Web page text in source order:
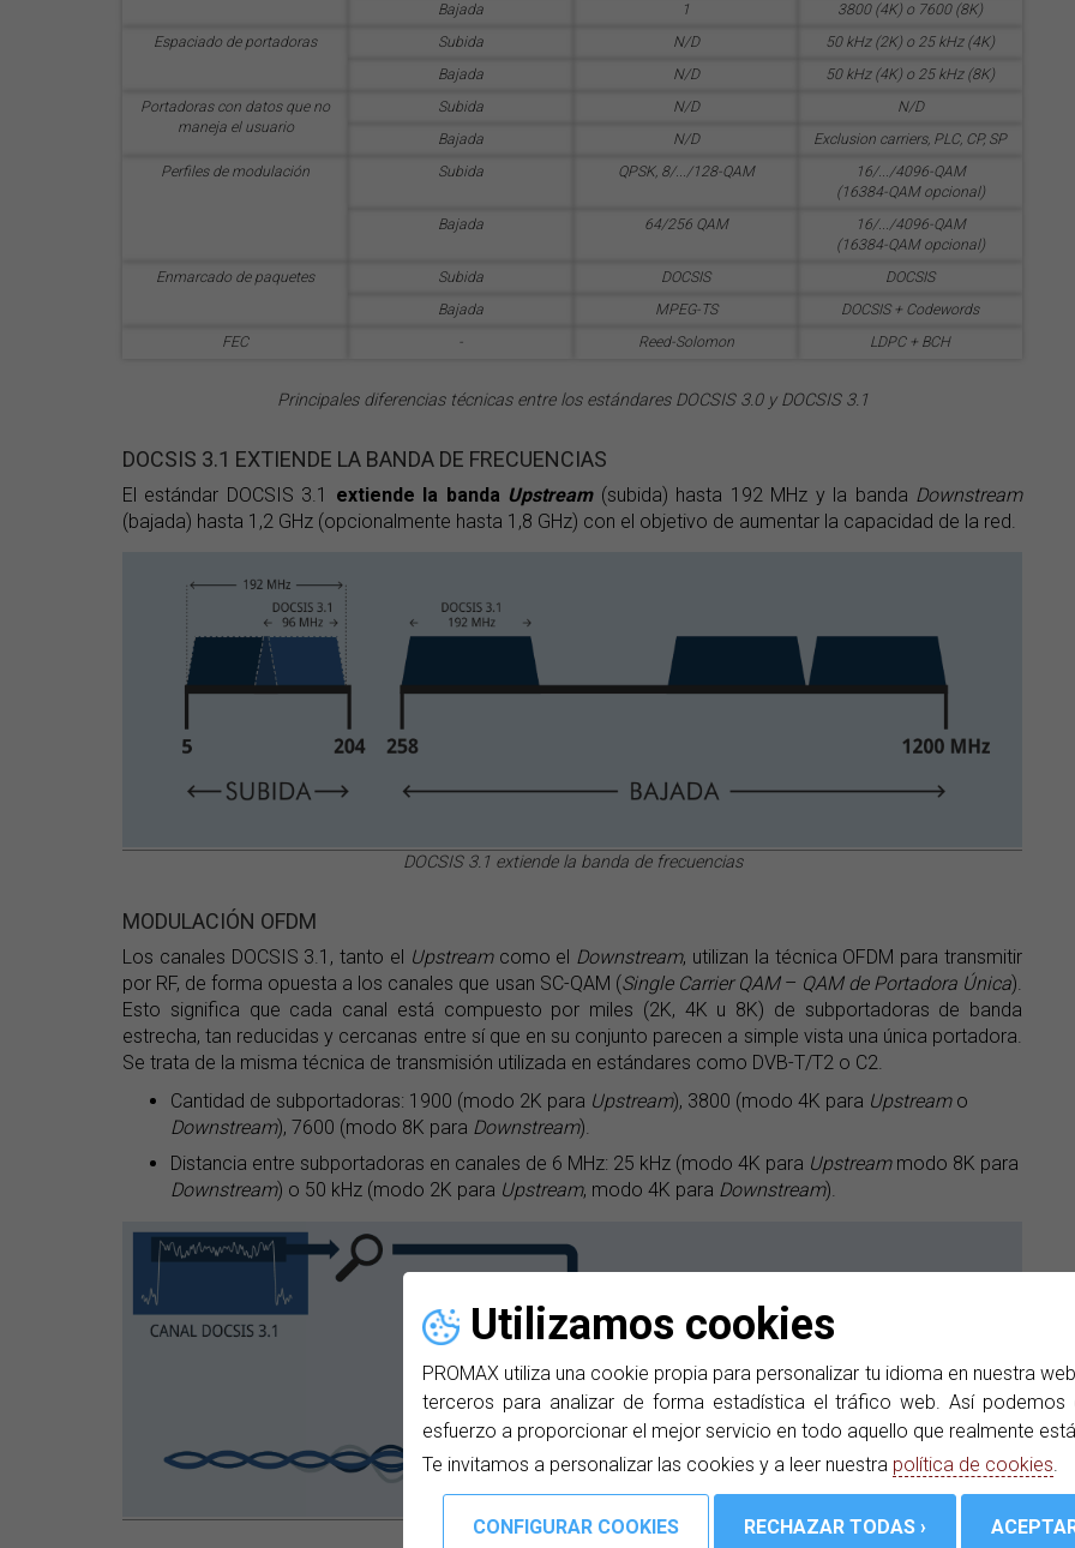
Utilizamos cookies
PROMAX utiliza una cookie propia para personalizar tu idioma en nuestra
terceros para analizar de forma estadística el tráfico web. Así podemos
esfuerzo a proporcionar el mejor servicio en todo aquello que realmente
Te invitamos a personalizar las cookies y a leer nuestra política de cookies
Bajada
1
3800 (4K) o 7600 (8K)
Espaciado de portadoras
Subida N/D
50 kHz (2K) o 25 kHz (4K)
Bajada
N/D
50 kHz (4K) o 25 kHz (8K)
Portadoras con datos que no
maneja el usuario
Subida N/D
N/D
Bajada
N/D
Exclusion carriers, PLC, CP, SP
Perfiles de modulación
Subida QPSK, 8/.../128-QAM
16/.../4096-QAM
(16384-QAM opcional)
Bajada
64/256 QAM
16/.../4096-QAM
(16384-QAM opcional)
Enmarcado de paquetes
Subida DOCSIS
DOCSIS
Bajada
MPEG-TS
DOCSIS + Codewords
FEC
- Reed-Solomon LDPC + BCH
Principales diferencias técnicas entre los estándares DOCSIS 3.0 y DOCSIS 3.1
DOCSIS 3.1 EXTIENDE LA BANDA DE FRECUENCIAS
El estándar DOCSIS 3.1 extiende la banda Upstream(subida) hasta 192 MHz y la banda Downstream
(bajada) hasta 1,2 GHz (opcionalmente hasta 1,8 GHz) con el objetivo de aumentar la capacidad de la red.
DOCSIS 3.1 extiende la banda de frecuencias
MODULACIÓN OFDM
Los canales DOCSIS 3.1, tanto el Upstream como el Downstream, utilizan la técnica OFDM para transmitir
por RF, de forma opuesta a los canales que usan SC-QAM (Single Carrier QAM– QAM de Portadora Única).
Esto significa que cada canal está compuesto por miles (2K, 4K u 8K) de subportadoras de banda
estrecha, tan reducidas y cercanas entre sí que en su conjunto parecen a simple vista una única portadora.
Se trata de la misma técnica de transmisión utilizada en estándares como DVB-T/T2 o C2.
Cantidad de subportadoras: 1900 (modo 2K para Upstream), 3800 (modo 4K para Upstreamo
Downstream), 7600 (modo 8K para Downstream).
Distancia entre subportadoras en canales de 6 MHz: 25 kHz (modo 4K para Upstreammodo 8K para
Downstream) o 50 kHz (modo 2K para Upstream, modo 4K para Downstream).
Modulación OFDM